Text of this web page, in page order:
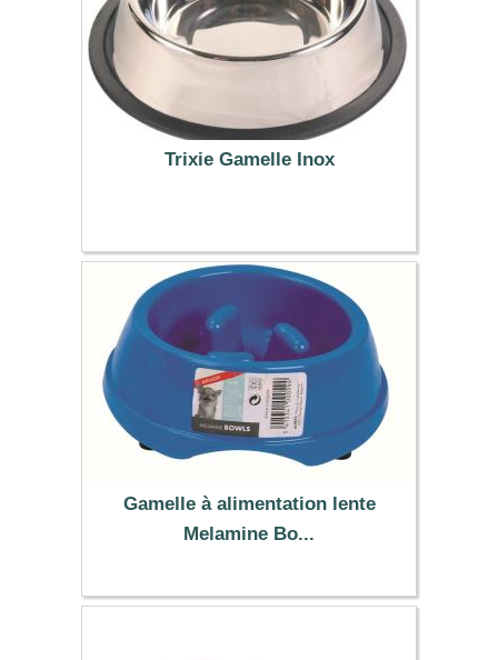
Trixie Gamelle Inox
5.99 €
Gamelle à alimentation lente
Melamine Bo...
4.95 €